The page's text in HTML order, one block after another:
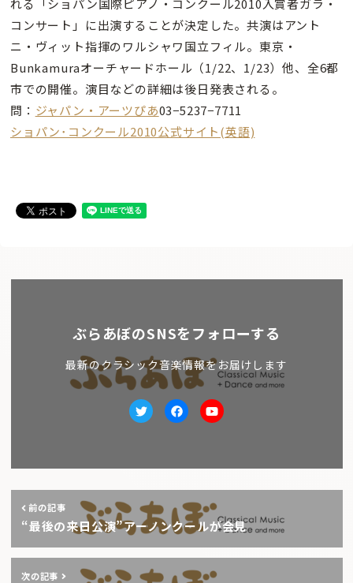
れる「ショパン国際ピアノ・コンクール2010入賞者ガラ・
コンサート」に出演することが決定した。共演はアント
ニ・ヴィット指揮のワルシャワ国立フィル。東京・
Bunkamuraオーチャードホール（1/22、1/23）他、全6都
市での開催。演目などの詳細は後日発表される。
問： ジャパン・アーツぴあ03−5237−7711
ショパン･コンクール2010公式サイト(英語)
ぶらあぼのSNSをフォローする
最新のクラシック音楽情報をお届けします
TwitterfacebookYoutube
前の記事
“最後の来日公演”アーノンクールが会見
次の記事